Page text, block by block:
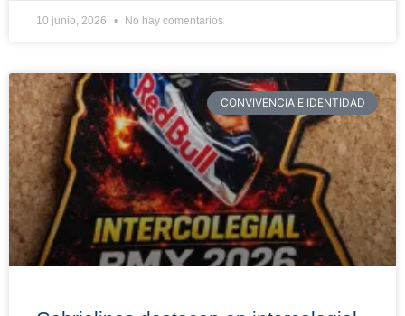
10 junio, 2026 No hay comentarios
CONVIVENCIA E IDENTIDAD